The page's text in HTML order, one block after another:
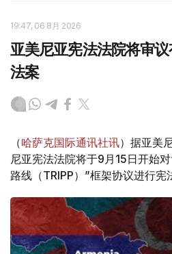
19:47, 06 8月 2026
亚美尼亚宪法法院将审
法案
（哈萨克国际通讯社讯）据亚美
尼亚宪法法院将于9月15日开始
路线（TRIPP）”框架协议进行宪